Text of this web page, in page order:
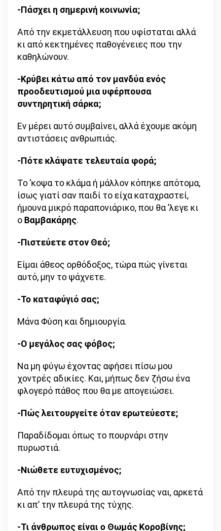
-Πάσχει η σημερινή κοινωνία;
Από την εκμετάλλευση που υφίσταται αλλά
κι από κεκτημένες παθογένειες που την
καθηλώνουν.
-Κρύβει κάτω από τον μανδύα ενός
προοδευτισμού μια υφέρπουσα
συντηρητική σάρκα;
Εν μέρει αυτό συμβαίνει, αλλά έχουμε ακόμη
αντιστάσεις ανθρωπιάς.
-Πότε κλάψατε τελευταία φορά;
Το ’κοψα το κλάμα ή μάλλον κόπηκε απότομα,
ίσως γιατί σαν παιδί το είχα καταχραστεί,
ήμουνα μικρό παραπονιάρικο, που θα ’λεγε κι
ο Βαμβακάρης.
-Πιστεύετε στον Θεό;
Είμαι άθεος ορθόδοξος, τώρα πώς γίνεται
αυτό, μην το ψάχνετε.
-Το καταφύγιό σας;
Μάνα Φύση και δημιουργία.
-Ο μεγάλος σας φόβος;
Να μη φύγω έχοντας αφήσει πίσω μου
χοντρές αδικίες. Και, μήπως δεν ζήσω ένα
φλογερό πάθος που θα με απογειώσει.
-Πώς λειτουργείτε όταν ερωτεύεστε;
Παραδίδομαι όπως το πουρνάρι στην
πυρωστιά.
-Νιώθετε ευτυχισμένος;
Από την πλευρά της αυτογνωσίας ναι, αρκετά
κι απ’ την πλευρά της τύχης.
-Τι άνθρωπος είναι ο Θωμάς Κοροβίνης;